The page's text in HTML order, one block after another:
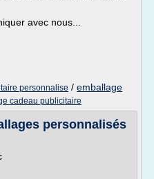
avec nous...
personnalise / emballage
cadeau publicitaire
personnalisés